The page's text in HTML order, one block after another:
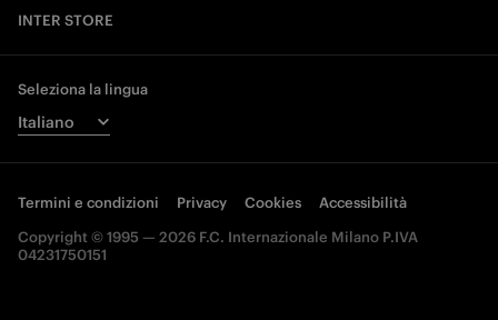
INTER STORE
Seleziona la lingua
Termini e condizioni Privacy Cookies
Accessibilità
Copyright © 1995 — 2026 F.C. Internazionale Milano P.IVA
04231750151